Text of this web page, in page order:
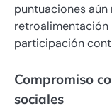
puntuaciones
retroalimentación
participación
Compromiso
sociales